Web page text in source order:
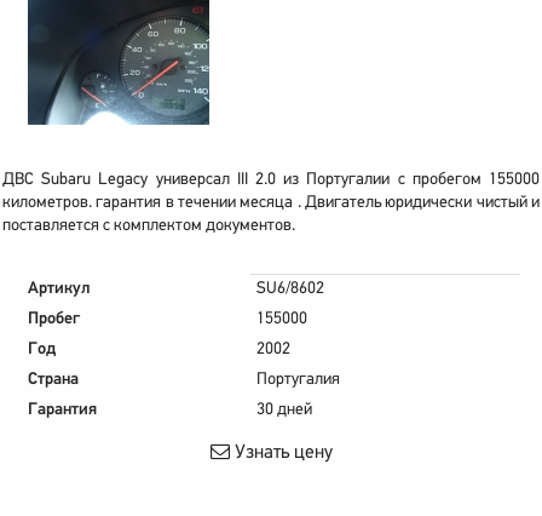
ДВС Subaru Legacy универсал III 2.0 из Португалии с пробегом 155000
километров. гарантия в течении месяца . Двигатель юридически чистый и
поставляется с комплектом документов.
Артикул
SU6/8602
Пробег
155000
Год
2002
Страна
Португалия
Гарантия
30 дней
Узнать цену